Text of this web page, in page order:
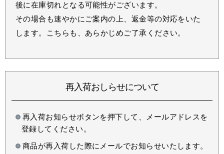
後に在庫切れとなる可能性がございます。
その場合も速やかにご案内の上、返金等の対応をいた
します。こちらも、あらかじめご了承ください。
再入荷おしらせについて
再入荷お知らせボタンを押下して、メールアドレスを
登録してください。
商品が再入荷した際にメールでお知らせいたします。